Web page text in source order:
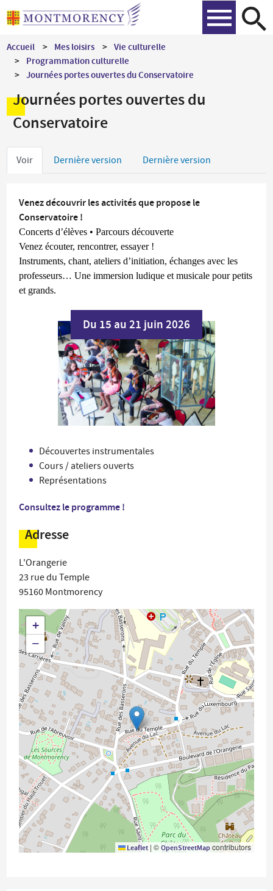
Aller
au
principal
Accueil Mes loisirs
Vie culturelle
Programmation culturelle
Journées portes ouvertes du Conservatoire
Journées portes ouvertes du
Conservatoire
Onglets
Voir Dernière version Dernière version
Venez découvrir les activités que propose le
Conservatoire !
Concerts d’élèves • Parcours découverte
Venez écouter, rencontrer, essayer !
Instruments, chant, ateliers d’initiation, échanges avec les
professeurs… Une immersion ludique et musicale pour petits
et grands.
Du 15 au 21 juin 2026
Découvertes instrumentales
Cours / ateliers ouverts
Représentations
Consultez le programme !
Adresse
L'Orangerie
23 rue du Temple
95160 Montmorency
+
−
Leaflet | ©OpenStreetMapcontributors